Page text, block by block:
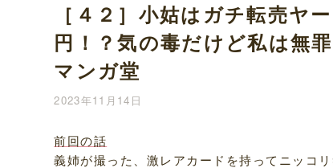
［４２］小姑はガチ転売ヤ
円！？気の毒だけど私は無
マンガ堂
2023年11月14日
前回の話
義姉が撮った、激レアカードを持ってニッコ